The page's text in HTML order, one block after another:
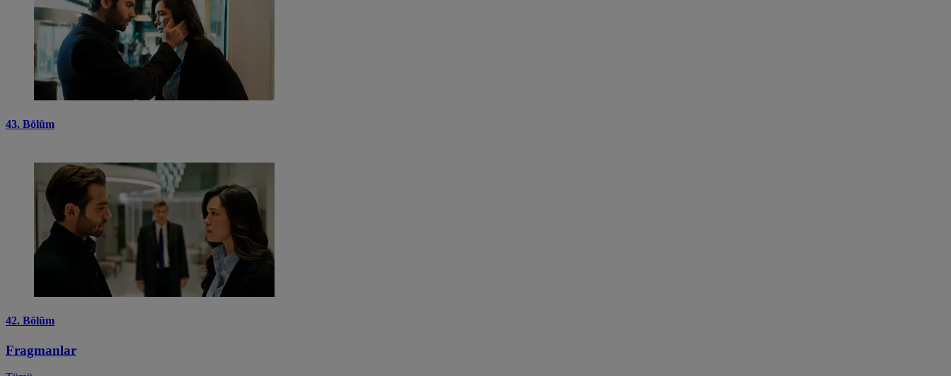
43. Bölüm
42. Bölüm
Fragmanlar